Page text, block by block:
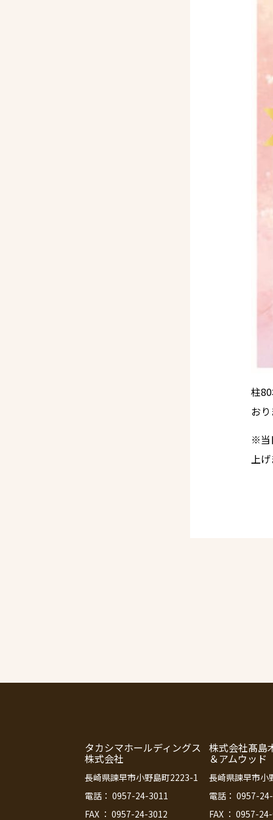
柱
お
※当
上げ
タカシマホールディングス
株式会社
長崎県諫早市小野島町2223-1
電話： 0957-24-3011
FAX ： 0957-24-3012
株式会社髙島
＆アムウッド
長崎県諫早市小
電話： 0957-
FAX ： 0957-